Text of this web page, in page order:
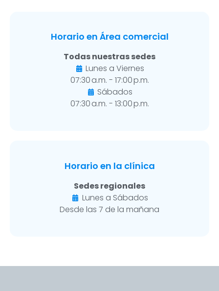
Horario en Área comercial
Todas nuestras sedes
Lunes a Viernes
07:30 a.m. - 17:00 p.m.
Sábados
07:30 a.m. - 13:00 p.m.
Horario en la clínica
Sedes regionales
Lunes a Sábados
Desde las 7 de la mañana